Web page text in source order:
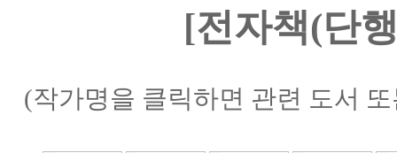
[전자책(단
(작가명을 클릭하면 관련 도서